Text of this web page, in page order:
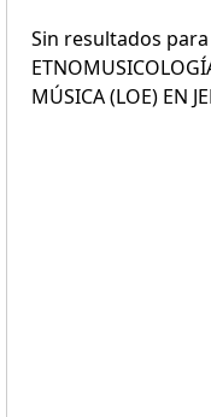
Sin resultados
MÚSICA (LOE) EN